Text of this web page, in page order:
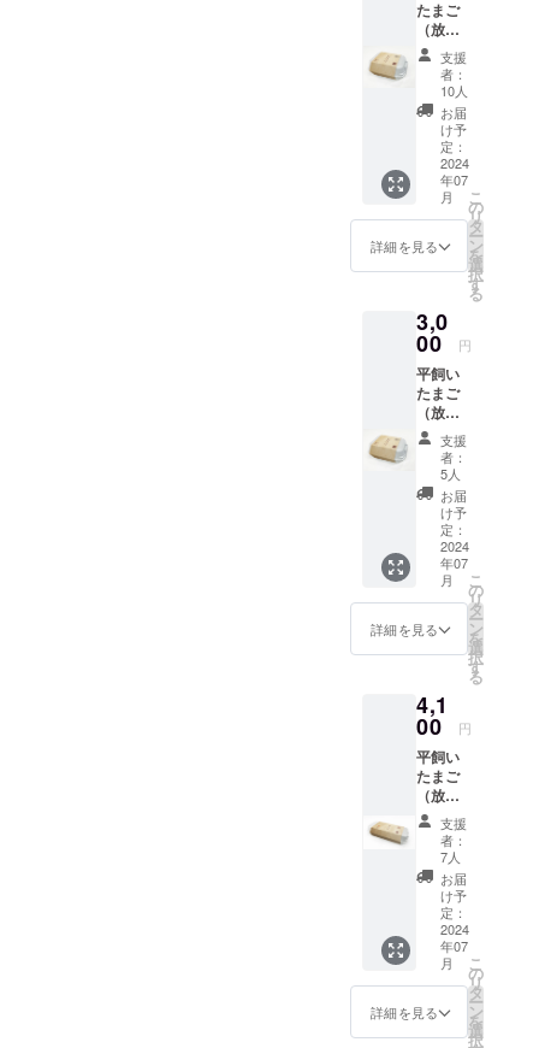
たまご
（放牧
卵）12
個 ※上
記6個
パック
を2パッ
ク ※賞
味期
限：採
卵日よ
り14日
※保存方
法：お
届け直
蔵保管
をお願
い致し
ます ※
発送方
法：
クール
便でお
届けい
たしま
支援
者：
10人
お届
け予
定：
2024
年07
月
詳細を見る
こ
の
リ
タ
ー
ン
を
選
択
す
る
3,0
00 円
平飼い
たまご
（放牧
卵）18
個 ※上
記6個
パック
を3パッ
ク ※賞
味期
限：採
卵日よ
り14日
※保存方
法：お
届け直
蔵保管
をお願
い致し
ます ※
発送方
法：
クール
便でお
届けい
たしま
支援
者：
5人
お届
け予
定：
2024
年07
月
詳細を見る
こ
の
リ
タ
ー
ン
を
選
択
す
る
4,1
00 円
平飼い
たまご
（放牧
卵）30
個 ※上
記10個
パック
を3パッ
ク ※賞
味期
限：採
卵日よ
り14日
※保存方
法：お
支援
者：
7人
お届
け予
定：
2024
年07
月
詳細を見る
こ
の
リ
タ
ー
ン
を
選
択